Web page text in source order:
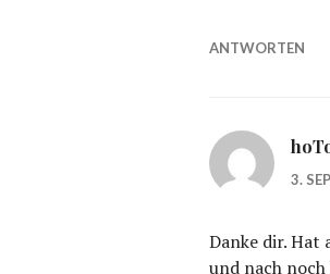
ANTWORTEN
3.
Danke dir. Hat
und nach noch